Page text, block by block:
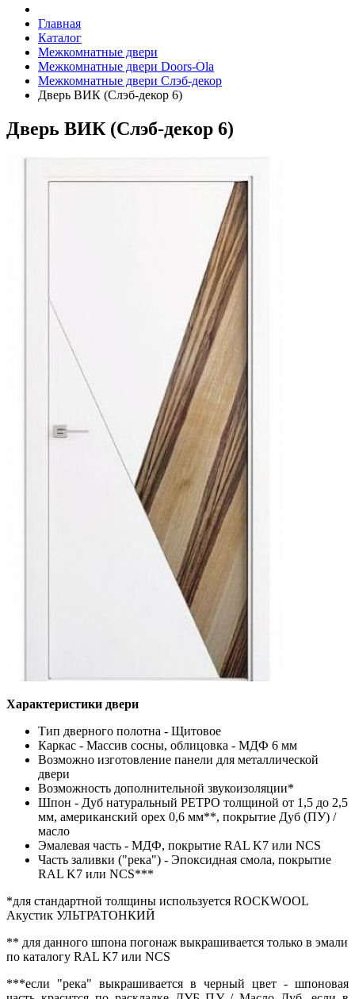
Главная
Каталог
Межкомнатные двери
Межкомнатные двери Doors-Ola
Межкомнатные двери Слэб-декор
Дверь ВИК (Слэб-декор 6)
Дверь ВИК (Слэб-декор 6)
Характеристики двери
Тип дверного полотна - Щитовое
Каркас - Массив сосны, облицовка - МДФ 6 мм
Возможно изготовление панели для металлической
двери
Возможность дополнительной звукоизоляции*
Шпон - Дуб натуральный РЕТРО толщиной от 1,5 до 2,5
мм, американский орех 0,6 мм**, покрытие Дуб (ПУ) /
масло
Эмалевая часть - МДФ, покрытие RAL K7 или NCS
Часть заливки ("река") - Эпоксидная смола, покрытие
RAL K7 или NCS***
*для стандартной толщины используется ROCKWOOL
Акустик УЛЬТРАТОНКИЙ
** для данного шпона погонаж выкрашивается только в эмали
по каталогу RAL K7 или NCS
***если "река" выкрашивается в черный цвет - шпоновая